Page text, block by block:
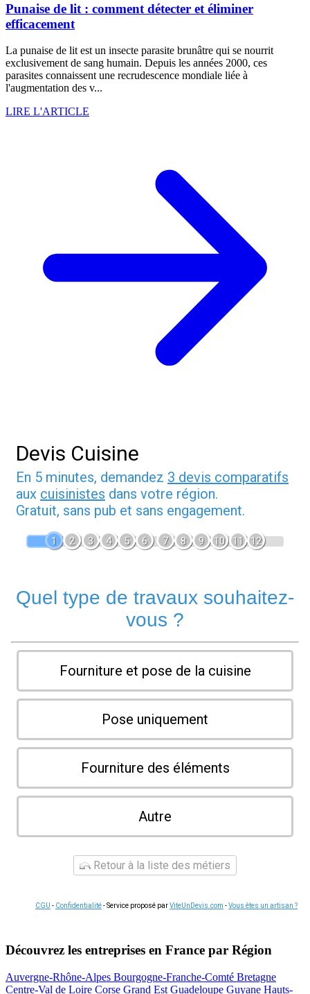
Punaise de lit : comment détecter et éliminer
efficacement
La punaise de lit est un insecte parasite brunâtre qui se nourrit
exclusivement de sang humain. Depuis les années 2000, ces
parasites connaissent une recrudescence mondiale liée à
l'augmentation des v...
LIRE L'ARTICLE
Devis Cuisine
En 5 minutes, demandez 3 devis comparatifs
aux cuisinistes dans votre région.
Gratuit, sans pub et sans engagement.
1 2 3 4 5 6 7 8 9 10 11 12
Quel type de travaux souhaitez-
vous ?
Fourniture et pose de la cuisine
Pose uniquement
Fourniture des éléments
Autre
Retour à la liste des métiers
CGU - Confidentialité- Service proposé parViteUnDevis.com -Vous êtes un artisan ?
Découvrez les entreprises en France par Région
Auvergne-Rhône-Alpes Bourgogne-Franche-Comté Bretagne
Centre-Val de Loire Corse Grand Est Guadeloupe Guyane Hauts-